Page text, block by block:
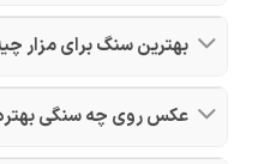
بهترین سنگ برای مزار چیه؟
عکس روی چه سنگی بهتره؟